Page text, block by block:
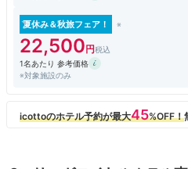
夏休み＆秋旅フェア！
22,500
1名あたり 参考価格
※対象施設のみ